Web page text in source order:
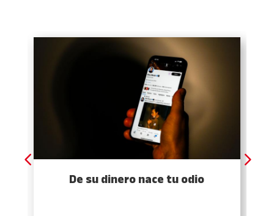
De su dinero nace tu odio